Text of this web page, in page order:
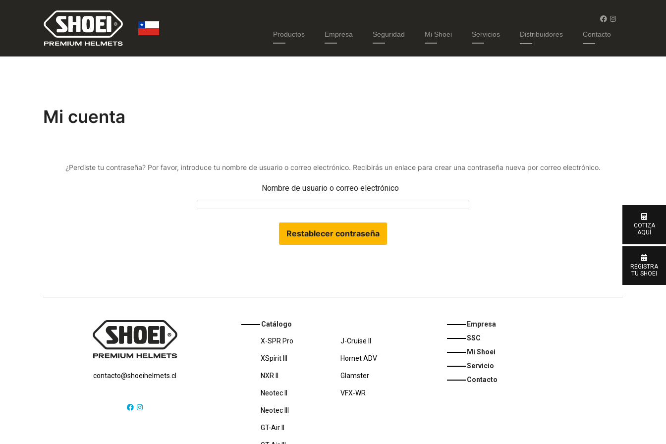
Productos Empresa Seguridad Mi Shoei Servicios Distribuidores Contacto
Mi cuenta
¿Perdiste tu contraseña? Por favor, introduce tu nombre de usuario o correo electrónico. Recibirás un enlace para crear una contraseña nueva por correo electrónico.
Nombre de usuario o correo electrónico
Restablecer contraseña
contacto@shoeihelmets.cl
Catálogo
X-SPR Pro
XSpirit III
NXR II
Neotec II
Neotec III
GT-Air II
J-Cruise II
Hornet ADV
Glamster
VFX-WR
Empresa
SSC
Mi Shoei
Servicio
Contacto
COTIZA
AQUÍ
REGISTRA
TU SHOEI